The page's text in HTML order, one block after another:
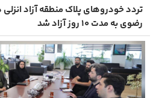
تردد خودروهای پلاک منطقه آزاد
رضوی به مدت ۱۰ روز آزاد شد